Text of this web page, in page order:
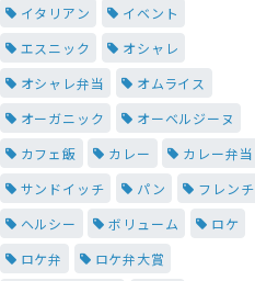
イタリアン
イベント
エスニック
オシャレ
オシャレ弁当
オムライス
オーガニック
オーベルジーヌ
カフェ飯
カレー
カレー弁当
サンドイッチ
パン
フレンチ
ヘルシー
ボリューム
ロケ
ロケ弁
ロケ弁大賞